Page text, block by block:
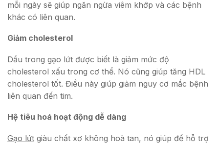
mỗi ngày sẽ giúp ngăn ngừa viêm khớp và các bệnh
khác có liên quan.
Giảm cholesterol
Dầu trong gạo lứt được biết là giảm mức độ
cholesterol xấu trong cơ thể. Nó cũng giúp tăng HDL
cholesterol tốt. Điều này giúp giảm nguy cơ mắc bệnh
liên quan đến tim.
Hệ tiêu hoá hoạt động dễ dàng
Gạo lứt giàu chất xơ không hoà tan, nó giúp để hỗ trợ